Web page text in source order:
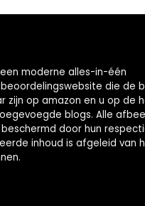
moderne alles-in-één
die de
zijn op amazon en u op de
blogs. Alle
door hun
inhoud is afgeleid van